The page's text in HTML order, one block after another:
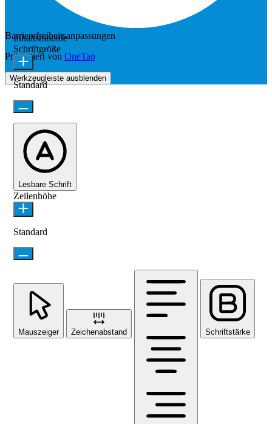
Barrierefreiheitsanpassungen
Präsentiert von OneTap
Werkzeugleiste ausblenden
Inhaltsmodule
Schriftgröße
Standard
Lesbare Schrift
Zeilenhöhe
Standard
Mauszeiger Zeichenabstand Schriftstärke